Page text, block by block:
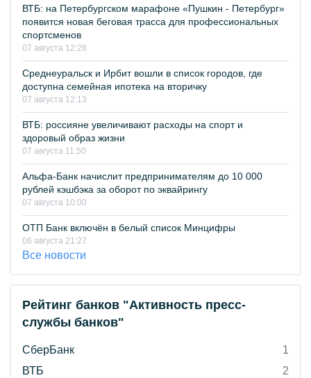
ВТБ: на Петербургском марафоне «Пушкин - Петербург»
появится новая беговая трасса для профессиональных
спортсменов
07 августа 12:28
Среднеуральск и Ирбит вошли в список городов, где
доступна семейная ипотека на вторичку
07 августа 12:13
ВТБ: россияне увеличивают расходы на спорт и
здоровый образ жизни
07 августа 11:50
Альфа-Банк начислит предпринимателям до 10 000
рублей кэшбэка за оборот по эквайрингу
07 августа 10:00
ОТП Банк включён в белый список Минцифры
06 августа 21:27
Все новости
Рейтинг банков "Активность пресс-
службы банков"
СберБанк
1
ВТБ
2